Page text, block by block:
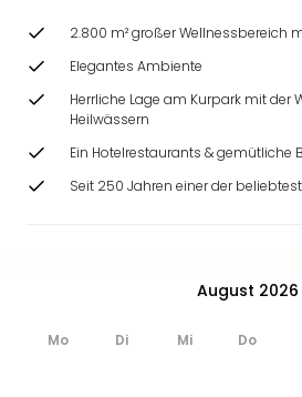
2.800 m² großer Wellnessbereich
Elegantes Ambiente
Herrliche Lage am Kurpark mit der
Heilwässern
Ein Hotelrestaurants & gemütliche
Seit 250 Jahren einer der
August 2026
Mo Di Mi Do